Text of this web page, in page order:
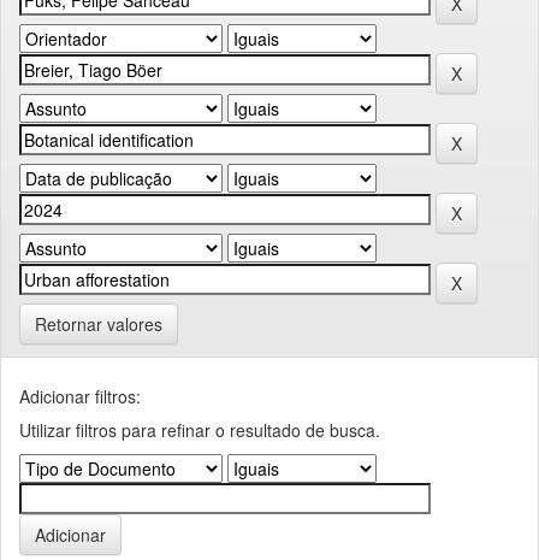
Retornar valores
Adicionar filtros:
Utilizar filtros para refinar o resultado de busca.